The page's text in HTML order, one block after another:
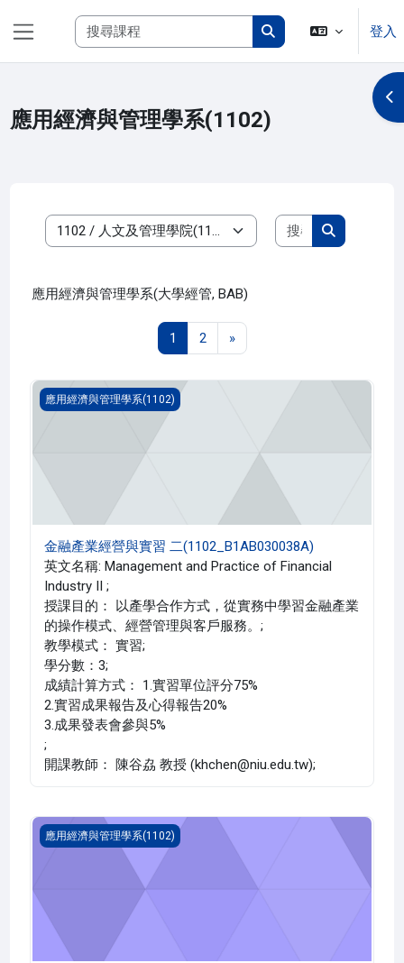
搜尋課程
搜尋課程
登入
應用經濟與管理學系(1102)
開
課程類別
搜尋課程
搜尋課程
應用經濟與管理學系(大學經管, BAB)
1 第 1 頁
2第 2 頁
»下一頁
金融產業經營與實習 二(1102_B1AB030038A)
應用經濟與管理學系(1102)
金融產業經營與實習 二(1102_B1AB030038A)
英文名稱: Management and Practice of Financial
Industry II ;
授課目的： 以產學合作方式，從實務中學習金融產業
的操作模式、經營管理與客戶服務。;
教學模式： 實習;
學分數：3;
成績計算方式： 1.實習單位評分75%
2.實習成果報告及心得報告20%
3.成果發表會參與5%
;
開課教師： 陳谷劦 教授 (khchen@niu.edu.tw);
金融商品行銷實務(1102_B1AB030035A)
應用經濟與管理學系(1102)